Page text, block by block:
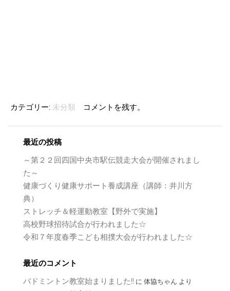
カテゴリー: 未分類 コメントを残す。
最近の投稿
～第２２回四国中央市駅伝競走大会が開催されまし
た～
健康づくり健康サポート養成講座（講師：井川方
典）
ストレッチ＆軽運動教室【野外で実施】
高校野球招待試合が行われました☆
令和７年度春季こども相撲大会が行われました☆
最近のコメント
バドミントン教室始まりました!! に 体協ちゃん より